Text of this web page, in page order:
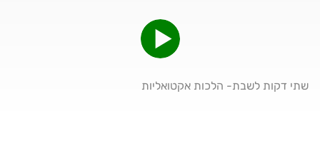
שתי דקות לשבת- הלכות אקטואליות